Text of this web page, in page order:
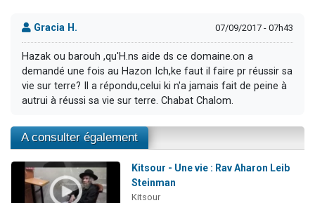
Gracia H. 07/09/2017 - 07h43
Hazak ou barouh ,qu'H.ns aide ds ce domaine.on a
demandé une fois au Hazon Ich,ke faut il faire pr réussir sa
vie sur terre? Il a répondu,celui ki n'a jamais fait de peine à
autrui à réussi sa vie sur terre. Chabat Chalom.
A consulter également
Kitsour - Une vie : Rav Aharon Leib
Steinman
Kitsour